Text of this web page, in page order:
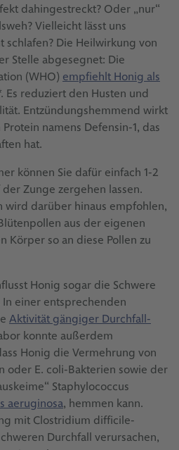
dahingestreckt? Oder „nur“
Vielleicht lässt uns
schlafen? Die Heilwirkung von
Stelle abgesegnet: Die
(WHO) empfiehlt Honig als
Es reduziert den Husten und
Entzündungshemmend wirkt
namens Defensin-1, das
hat.
können Sie dafür einfach 1-2
Zunge zergehen lassen.
wird darüber hinaus empfohlen,
aus der eigenen
Körper so an diese Pollen zu
Honig sogar die Schwere
einer entsprechenden
Aktivität gängiger Durchfall-
konnte außerdem
Honig die Vermehrung von
oder E. coli-Bakterien sowie der
Staphylococcus
aeruginosa, hemmen kann.
mit Clostridium difficile-
Durchfall verursachen,